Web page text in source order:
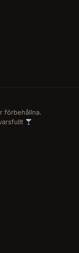
förbehållna.